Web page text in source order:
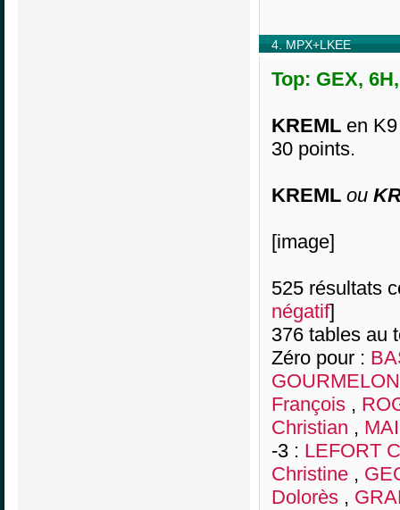
4. MPX+LKEE
Top: GEX,
KREML en
30 points.
KREML ou
[image]
525 résultats
négatif]
376 tables au
Zéro pour :
François ,
Christian ,
-3 : LEFORT
Christine ,
Dolorès ,